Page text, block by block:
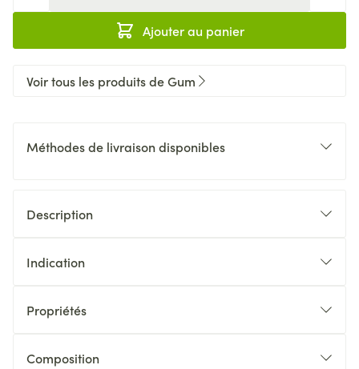
Ajouter au panier
Voir tous les produits de Gum
Méthodes de livraison disponibles
Description
Indication
Propriétés
Composition